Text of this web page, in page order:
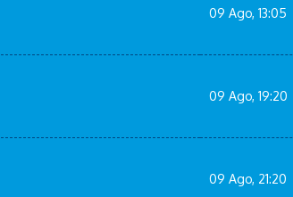
09 Ago, 13:05
09 Ago, 19:20
09 Ago, 21:20